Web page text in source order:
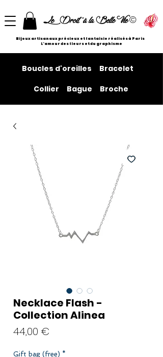
Le Droit à la Belle Vie©
Bijoux artisanaux précieux et fantaisie réalisés à Paris
L'amour des fleurs et du graphisme
Boucles d'oreilles
Bracelet
Collier
Bague Broche
Necklace Flash -
Collection Alinea
44,00 €
Gift bag (free) *